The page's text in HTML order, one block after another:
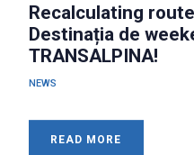
Recalculating
Destinația de
TRANSALPINA!
NEWS
READ MORE